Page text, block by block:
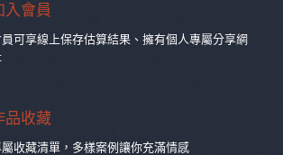
入會員
可享線上保存估算結果、擁有個人專屬分享網
品收藏
收藏清單，多樣案例讓你充滿情感